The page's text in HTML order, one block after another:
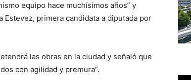
equipo hace muchísimos años” y
primera candidata a diputada por
las obras en la ciudad y señaló que
con agilidad y premura”.